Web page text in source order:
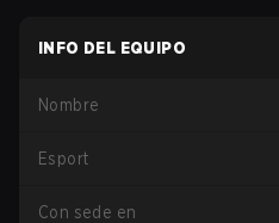
INFO DEL EQUIPO
Nombre
Esport
Con sede en